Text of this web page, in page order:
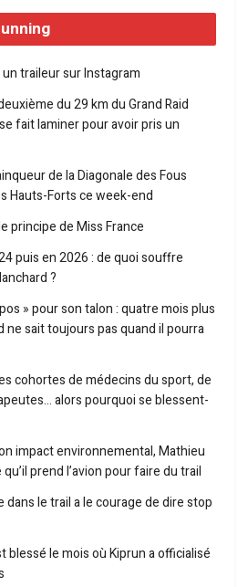
traileur sur Instagram
du 29 km du Grand Raid
fait laminer pour avoir pris un
de la Diagonale des Fous
Hauts-Forts ce week-end
principe de Miss France
puis en 2026 : de quoi souffre
?
» pour son talon : quatre mois plus
ne sait toujours pas quand il pourra
cohortes de médecins du sport, de
alors pourquoi se blessent-
impact environnemental, Mathieu
prend l’avion pour faire du trail
dans le trail a le courage de dire stop
blessé le mois où Kiprun a officialisé